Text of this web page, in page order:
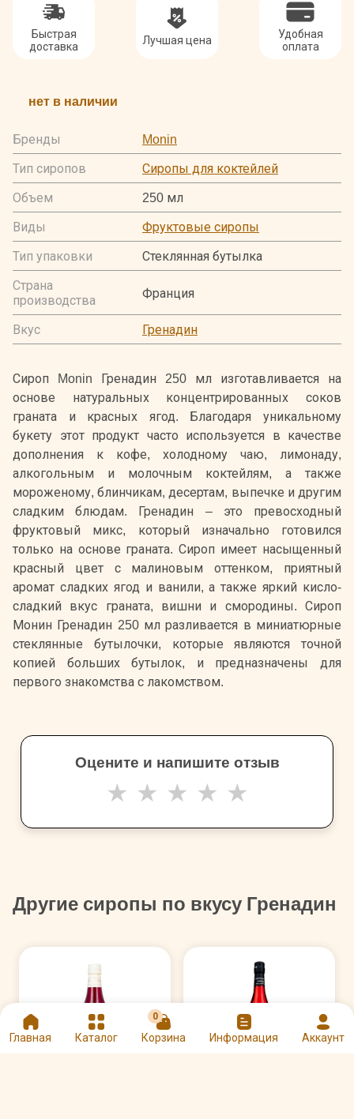
Главная Каталог
0
Корзина Информация Аккаунт
Быстрая
доставка
Лучшая цена
Удобная
оплата
нет в наличии
Бренды
Monin
Тип сиропов
Сиропы для коктейлей
Объем
250 мл
Виды
Фруктовые сиропы
Тип упаковки
Стеклянная бутылка
Страна
производства
Франция
Вкус Гренадин
Сироп Monin Гренадин 250 мл изготавливается на
основе натуральных концентрированных соков
граната и красных ягод. Благодаря уникальному
букету этот продукт часто используется в качестве
дополнения к кофе, холодному чаю, лимонаду,
алкогольным и молочным коктейлям, а также
мороженому, блинчикам, десертам, выпечке и другим
сладким блюдам. Гренадин – это превосходный
фруктовый микс, который изначально готовился
только на основе граната. Сироп имеет насыщенный
красный цвет с малиновым оттенком, приятный
аромат сладких ягод и ванили, а также яркий кисло-
сладкий вкус граната, вишни и смородины. Сироп
Монин Гренадин 250 мл разливается в миниатюрные
стеклянные бутылочки, которые являются точной
копией больших бутылок, и предназначены для
первого знакомства с лакомством.
Оцените и напишите отзыв
★ ★ ★ ★ ★
Другие сиропы по вкусу Гренадин